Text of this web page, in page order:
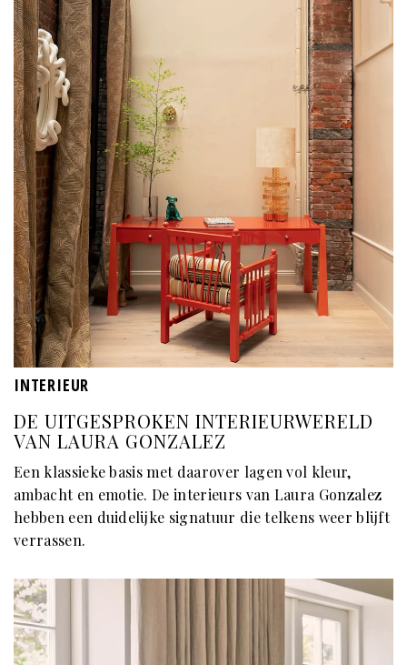
INTERIEUR
DE UITGESPROKEN INTERIEURWERELD
VAN LAURA GONZALEZ
Een klassieke basis met daarover lagen vol kleur,
ambacht en emotie. De interieurs van Laura Gonzalez
hebben een duidelijke signatuur die telkens weer blijft
verrassen.